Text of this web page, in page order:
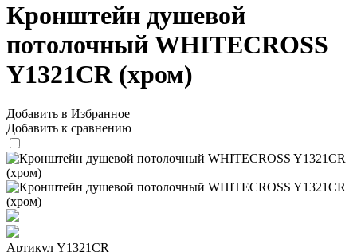
Кронштейн душевой
потолочный WHITECROSS
Y1321CR (хром)
Добавить в Избранное
Добавить к сравнению
Артикул Y1321CR